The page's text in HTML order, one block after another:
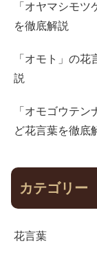
「オヤマシモ
を徹底解説
「オモト」の
説
「オモゴウテ
ど花言葉を徹底
カテゴリー
花言葉